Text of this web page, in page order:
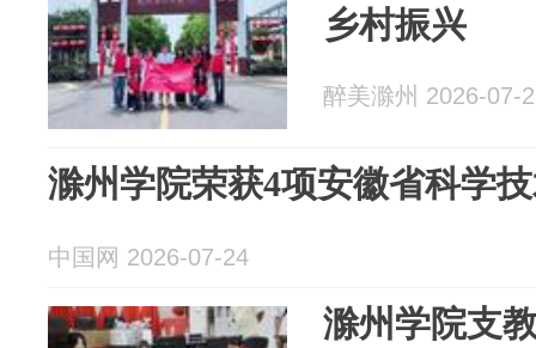
乡村振兴
醉美滁州 2026-07-
滁州学院荣获4项安徽省科学
中国网 2026-07-24
滁州学院支